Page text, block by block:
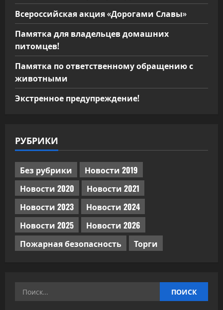
Всероссийская акция «Дорогами Славы»
Памятка для владельцев домашних
питомцев!
Памятка по ответственному обращению с
животными
Экстренное предупреждение!
РУБРИКИ
Без рубрики
Новости 2019
Новости 2020
Новости 2021
Новости 2023
Новости 2024
Новости 2025
Новости 2026
Пожарная безопасность
Торги
Найти: